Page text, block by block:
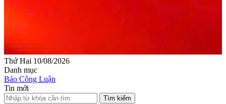
Thứ Hai 10/08/2026
Danh mục
Báo Công Luận
Tin mới
Tìm kiếm